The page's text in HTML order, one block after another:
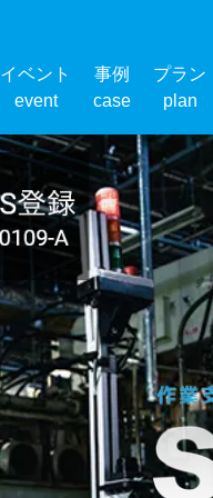
イベント
event
事例
case
プラン
plan